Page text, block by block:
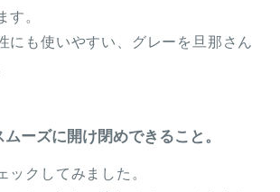
す。
にも使いやすい、グレーを旦那さん
ーズに開け閉めできること。
ックしてみました。